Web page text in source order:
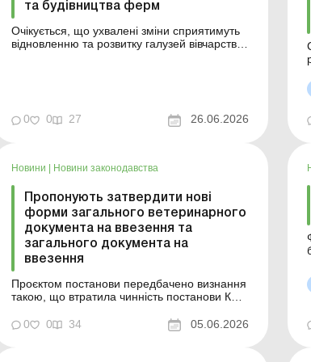
та будівництва ферм
Очікується, що ухвалені зміни сприятимуть
відновленню та розвитку галузей вівчарства
територій, що постраждали...
0 0 27 26.06.2026
Новини | Новини законодавства
Пропонують затвердити нові
форми загального ветеринарного
документа на ввезення та
загального документа на
ввезення
Проєктом постанови передбачено визнання
такою, що втратила чинність постанови КМУ
форм загального ветеринарного документа
на ввезення та загального документа на
0 0 34 05.06.2026